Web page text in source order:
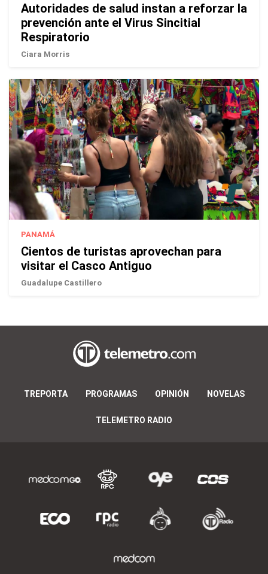
Autoridades de salud instan a reforzar la
prevención ante el Virus Sincitial
Respiratorio
Ciara Morris
PANAMÁ
Cientos de turistas aprovechan para
visitar el Casco Antiguo
Guadalupe Castillero
TREPORTA PROGRAMAS OPINIÓN NOVELAS
TELEMETRO RADIO